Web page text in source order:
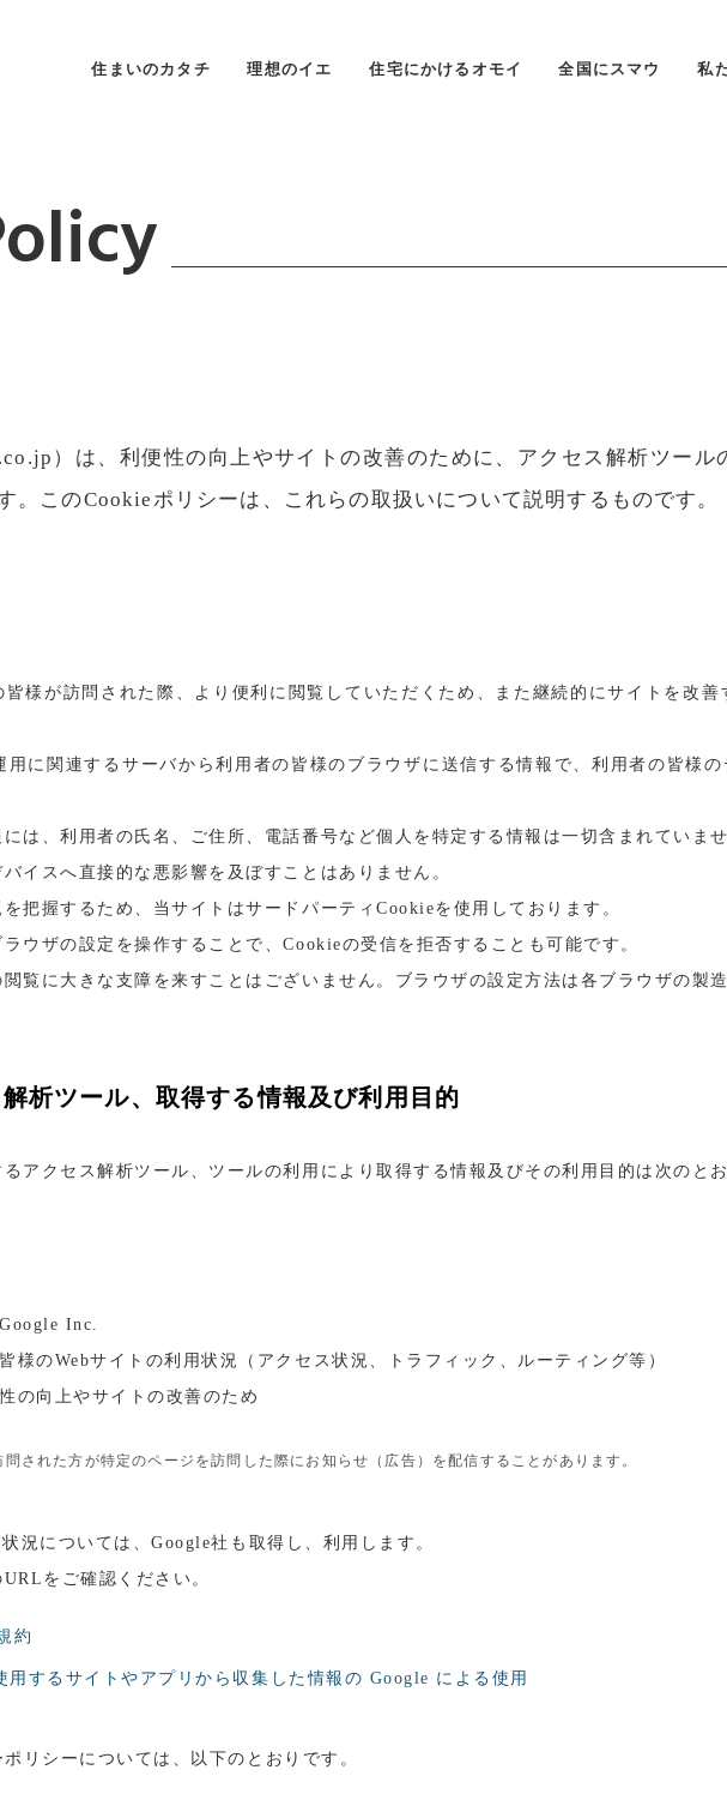
住まいのカタチ 理想のイエ 住宅にかけるオモイ 全国にスマウ 私
）は、利便性の向上やサイトの改善のために、アクセス解析ツー
。このCookieポリシーは、これらの取扱いについて説明するものです。
様が訪問された際、より便利に閲覧していただくため、また継続的にサイトを改
用に関連するサーバから利用者の皆様のブラウザに送信する情報で、利用者の皆様
は、利用者の氏名、ご住所、電話番号など個人を特定する情報は一切含まれていませ
イスへ直接的な悪影響を及ぼすことはありません。
把握するため、当サイトはサードパーティCookieを使用しております。
ウザの設定を操作することで、Cookieの受信を拒否することも可能です。
覧に大きな支障を来すことはございません。ブラウザの設定方法は各ブラウザの製
析ツール、取得する情報及び利用目的
アクセス解析ツール、ツールの利用により取得する情報及びその利用目的は次のとお
Google Inc.
皆様のWebサイトの利用状況（アクセス状況、トラフィック、ルーティング等）
の向上やサイトの改善のため
された方が特定のページを訪問した際にお知らせ（広告）を配信することがあります。
況については、Google社も取得し、利用します。
をご確認ください。
約
用するサイトやアプリから収集した情報の Google による使用
リシーについては、以下のとおりです。